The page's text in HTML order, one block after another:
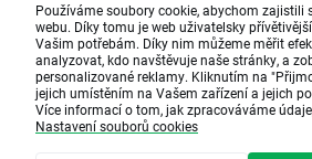
Používáme soubory cookie, abychom zajistili
webu. Díky tomu je web uživatelsky
Vašim potřebám. Díky nim můžeme měřit
analyzovat, kdo navštěvuje naše stránky, a
personalizované reklamy. Kliknutím na
jejich umístěním na Vašem zařízení a jejich
Více informací o tom, jak zpracováváme
Nastavení souborů cookies